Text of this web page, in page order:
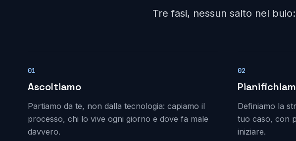
Tre fasi, nessun salto nel
01
Ascoltiamo
Partiamo da te, non dalla tecnologia: capiamo il
processo, chi lo vive ogni giorno e dove fa male
davvero.
02
Definiamo la
tuo caso, con
iniziare.